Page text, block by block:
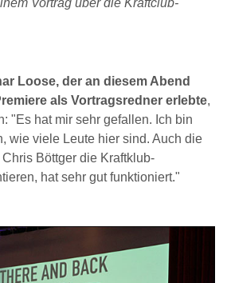
Vortrag über die Kraftclub-
Loose, der an diesem Abend
als Vortragsredner erlebte,
"Es hat mir sehr gefallen. Ich bin
wie viele Leute hier sind. Auch die
Böttger die Kraftklub-
hat sehr gut funktioniert."